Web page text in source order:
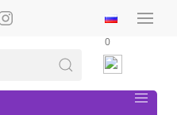
0